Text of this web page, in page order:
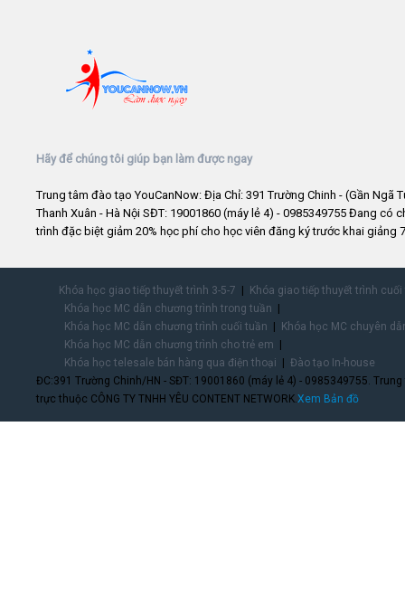
Hãy để chúng tôi giúp bạn làm được ngay
Trung tâm đào tạo YouCanNow: Địa Chỉ: 391 Trường Chinh - (Gần Ngã
Thanh Xuân - Hà Nội SĐT: 19001860 (máy lẻ 4) - 0985349755 Đang có
trình đặc biệt giảm 20% học phí cho học viên đăng ký trước khai giảng
Khóa học giao tiếp thuyết trình 3-5-7
Khóa giao tiếp thuyết trình
Khóa học MC dẫn chương trình trong tuần
Khóa học MC dẫn chương trình cuối tuần
Khóa học MC chuyên
Khóa học MC dẫn chương trình cho trẻ em
Khóa học telesale bán hàng qua điện thoại
Đào tạo In-house
ĐC:391 Trường Chinh/HN - SĐT: 19001860 (máy lẻ 4) - 0985349755.
trực thuộc CÔNG TY TNHH YÊU CONTENT NETWORK.Xem Bản đồ